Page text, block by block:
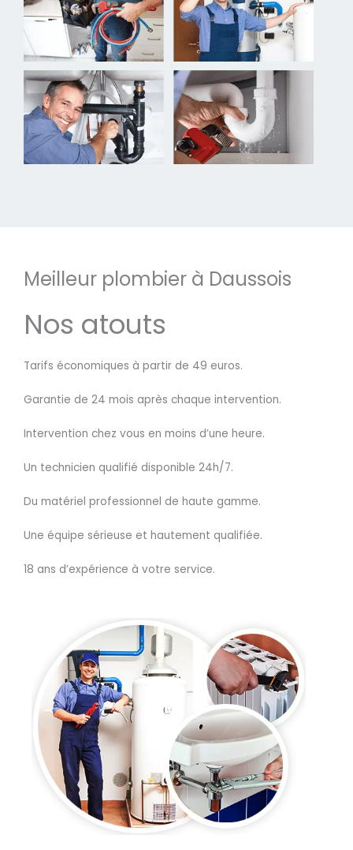
Meilleur plombier à Daussois
Nos atouts
Tarifs économiques à partir de 49 euros.
Garantie de 24 mois après chaque intervention.
Intervention chez vous en moins d’une heure.
Un technicien qualifié disponible 24h/7.
Du matériel professionnel de haute gamme.
Une équipe sérieuse et hautement qualifiée.
18 ans d’expérience à votre service.